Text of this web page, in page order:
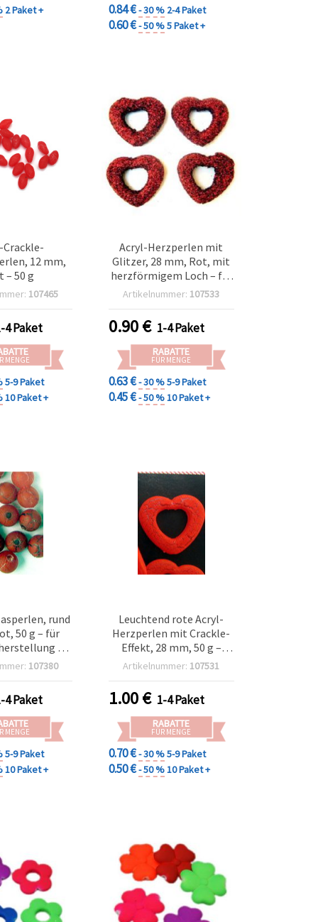
2 Paket + 0.84 €- 30 % 2-4 Paket
0.60 €- 50 %5 Paket +
Crackle-
12 mm,
– 50 g
107465
4 Paket
MENGE
5-9 Paket
10 Paket +
Acryl-Herzperlen mit
Glitzer, 28 mm, Rot, mit
herzförmigem Loch – für
Deko, Scrapbooking &
Beutel (ca. 25 Stk.)
Artikelnummer: 107533
0.90€ 1-4 Paket
RABATTE
FÜR MENGE
0.63 €- 30 %5-9 Paket
0.45 €- 50 %10 Paket +
rund
50 g – für
&
107380
4 Paket
MENGE
5-9 Paket
10 Paket +
Leuchtend rote Acryl-
Herzperlen mit Crackle-
Effekt, 28 mm, 50 g –
Deko-Perlen für
Basteln & DIY-Projekte
Artikelnummer: 107531
1.00€ 1-4 Paket
RABATTE
FÜR MENGE
0.70 €- 30 %5-9 Paket
0.50 €- 50 %10 Paket +